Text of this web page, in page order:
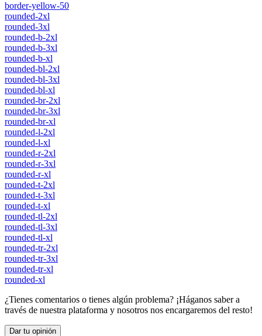
border-yellow-50
rounded-2xl
rounded-3xl
rounded-b-2xl
rounded-b-3xl
rounded-b-xl
rounded-bl-2xl
rounded-bl-3xl
rounded-bl-xl
rounded-br-2xl
rounded-br-3xl
rounded-br-xl
rounded-l-2xl
rounded-l-xl
rounded-r-2xl
rounded-r-3xl
rounded-r-xl
rounded-t-2xl
rounded-t-3xl
rounded-t-xl
rounded-tl-2xl
rounded-tl-3xl
rounded-tl-xl
rounded-tr-2xl
rounded-tr-3xl
rounded-tr-xl
rounded-xl
¿Tienes comentarios o tienes algún problema? ¡Háganos saber a
través de nuestra plataforma y nosotros nos encargaremos del resto!
Dar tu opinión